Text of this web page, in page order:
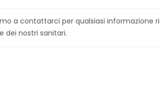
a contattarci per qualsiasi informazione
dei nostri sanitari.